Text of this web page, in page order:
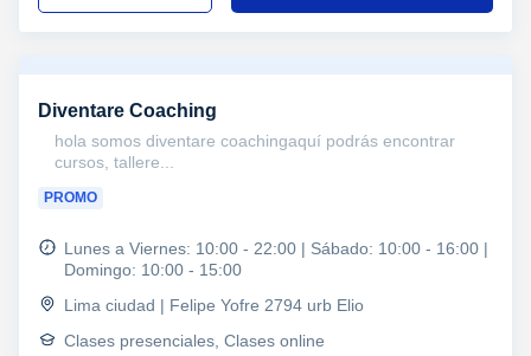
Diventare Coaching
hola somos diventare coachingaquí podrás encontrar
cursos, tallere...
PROMO
Lunes a Viernes: 10:00 - 22:00 | Sábado: 10:00 - 16:00 |
Domingo: 10:00 - 15:00
Lima ciudad | Felipe Yofre 2794 urb Elio
Clases presenciales, Clases online